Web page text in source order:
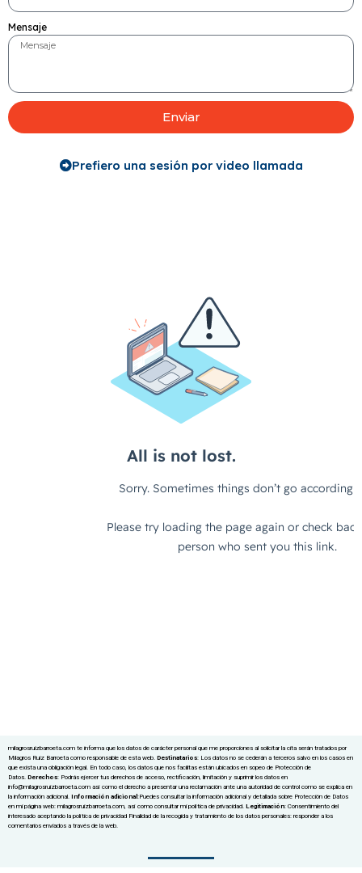
n
+
Mensaje
Enviar
Prefiero una sesión por video llamada
milagrosruizbarroeta.com te informa que los datos de carácter personal que me proporciones al solicitar la cita serán tratados por
Milagros Ruiz Barroeta como responsable de esta web. Destinatarios: Los datos no se cederán a terceros salvo en los casos en
que exista una obligación legal. En todo caso, los datos que nos facilitas están ubicados en sopeo de Protección de
Datos. Derechos: Podrás ejercer tus derechos de acceso, rectificación, limitación y suprimir los datos en
info@milagrosruizbarroeta.com así como el derecho a presentar una reclamación ante una autoridad de control como se explica en
la información adicional. Información adicional:Puedes consultar la información adicional y detallada sobre Protección de Datos
en mi página web: milagrosruizbarroeta.com, así como consultar mi política de privacidad. Legitimación: Consentimiento del
interesado aceptando la política de privacidad Finalidad de la recogida y tratamiento de los datos personales: responder a los
comentarios enviados a través de la web.